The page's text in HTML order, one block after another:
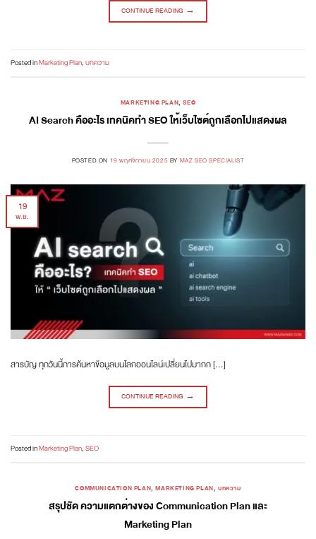
CONTINUE READING →
Posted inMarketing Plan,บทความ
MARKETING PLAN,SEO
AI Search คืออะไร เทคนิคทำ SEO ให้เว็บไซต์ถูกเลือกไปแสดงผล
POSTED ON 19 พฤศจิกายน 2025 BY MAZ SEO SPECIALIST
19
พ.ย.
สารบัญ ทุกวันนี้การค้นหาข้อมูลบนโลกออนไลน์เปลี่ยนไปมากก […]
CONTINUE READING →
Posted inMarketing Plan,SEO
COMMUNICATION PLAN,MARKETING PLAN, บทความ
สรุปชัด ความแตกต่างของ Communication Plan และ
Marketing Plan